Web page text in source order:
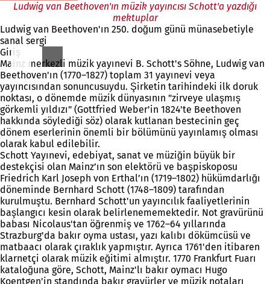
Ludwig van Beethoven'ın müzik yayıncısı Schott'a yazdığı
mektuplar
Ludwig van Beethoven'ın 250. doğum günü münasebetiyle
sanal sergi
Giriş
Mainz merkezli müzik yayınevi B. Schott's Söhne, Ludwig van
Beethoven'ın (1770–1827) toplam 31 yayınevi veya
yayıncısından sonuncusuydu. Şirketin tarihindeki ilk doruk
noktası, o dönemde müzik dünyasının "zirveye ulaşmış
görkemli yıldızı" (Gottfried Weber'in 1824'te Beethoven
hakkında söylediği söz) olarak kutlanan bestecinin geç
dönem eserlerinin önemli bir bölümünü yayınlamış olması
olarak kabul edilebilir.
Schott Yayınevi, edebiyat, sanat ve müziğin büyük bir
destekçisi olan Mainz’ın son elektörü ve başpiskoposu
Friedrich Karl Joseph von Erthal’ın (1719–1802) hükümdarlığı
döneminde Bernhard Schott (1748–1809) tarafından
kurulmuştu. Bernhard Schott'un yayıncılık faaliyetlerinin
başlangıcı kesin olarak belirlenememektedir. Not gravürünü
babası Nicolaus'tan öğrenmiş ve 1762–64 yıllarında
Strazburg'da bakır oyma ustası, yazı kalıbı dökümcüsü ve
matbaacı olarak çıraklık yapmıştır. Ayrıca 1761'den itibaren
klarnetçi olarak müzik eğitimi almıştır. 1770 Frankfurt Fuarı
kataloğuna göre, Schott, Mainz'lı bakır oymacı Hugo
Koentgen'in standında bakır gravürler ve müzik notaları